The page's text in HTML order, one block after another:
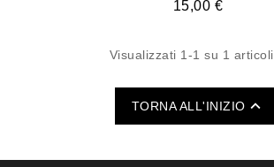
donne
15,00 €
Visualizzati 1-1 su 1 articoli
TORNA ALL'INIZIO 